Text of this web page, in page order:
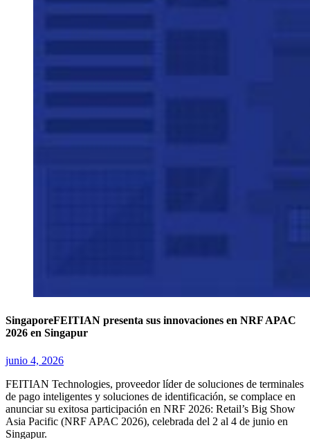
SingaporeFEITIAN presenta sus innovaciones en NRF APAC
2026 en Singapur
junio 4, 2026
FEITIAN Technologies, proveedor líder de soluciones de terminales
de pago inteligentes y soluciones de identificación, se complace en
anunciar su exitosa participación en NRF 2026: Retail’s Big Show
Asia Pacific (NRF APAC 2026), celebrada del 2 al 4 de junio en
Singapur.